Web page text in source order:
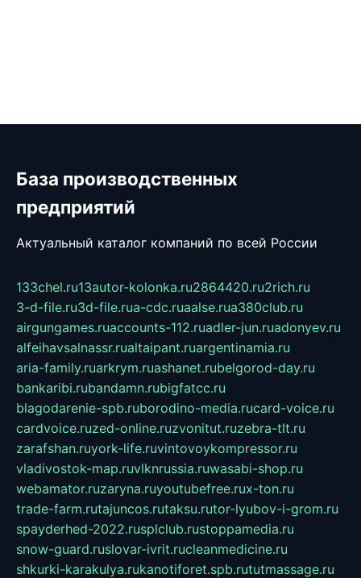
База производственных
предприятий
Актуальный каталог компаний по всей России
133chel.ru13autor-kolonka.ru2864420.ru2rich.ru
3-d-file.ru3d-file.rua-cdc.ruaalse.rua380club.ru
airgungames.ruaccounts-112.ruadler-jun.ruadonyev.ru
alfeihavsalnassr.rualtaipant.ruargentinamia.ru
aria-family.ruarkrym.ruashanet.rubelgorod-day.ru
bankaribi.rubandamn.rubigfatcc.ru
blagodarenie-spb.ruborodino-media.rucard-voice.ru
cardvoice.ruzed-online.ruzvonitut.ruzebra-tlt.ru
zarafshan.ruyork-life.ruvintovoykompressor.ru
vladivostok-map.ruvlknrussia.ruwasabi-shop.ru
webamator.ruzaryna.ruyoutubefree.rux-ton.ru
trade-farm.rutajuncos.rutaksu.rutor-lyubov-i-grom.ru
spayderhed-2022.rusplclub.rustoppamedia.ru
snow-guard.ruslovar-ivrit.rucleanmedicine.ru
shkurki-karakulya.rukanotiforet.spb.rututmassage.ru